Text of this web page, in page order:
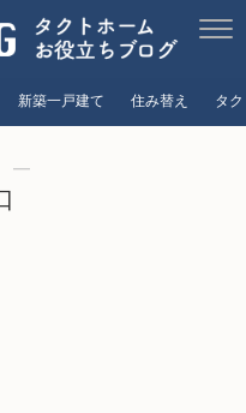
新築一戸建て 住み替え タ
―